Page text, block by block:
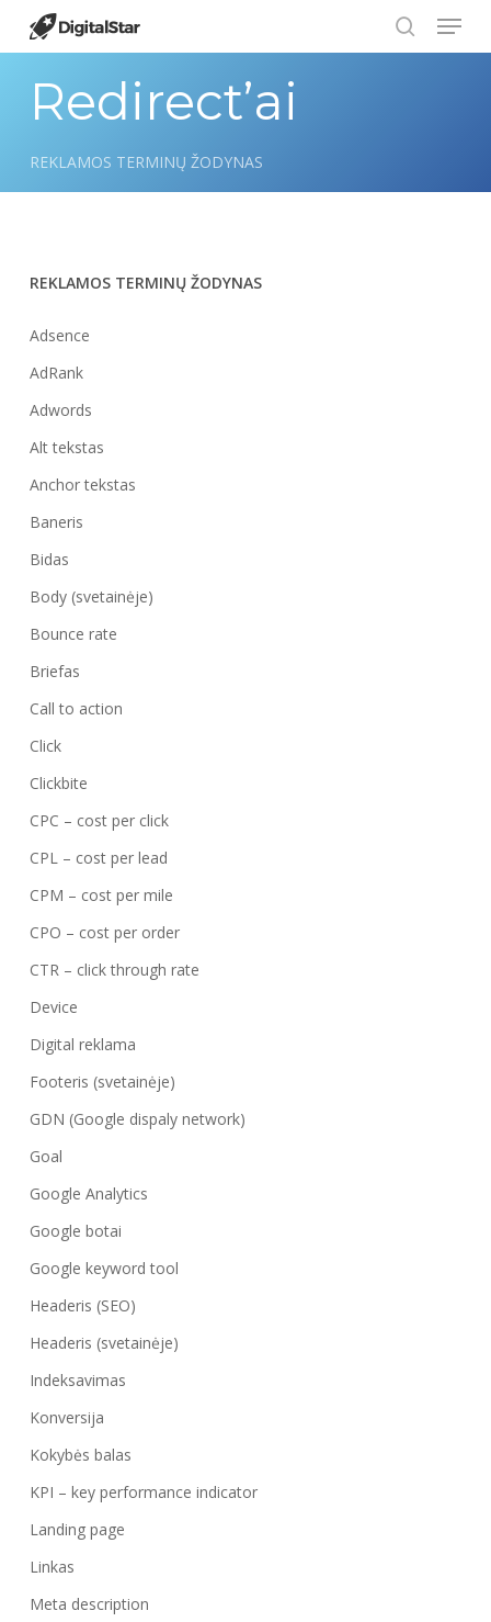
search
Menu
Redirect’ai
REKLAMOS TERMINŲ ŽODYNAS
REKLAMOS TERMINŲ ŽODYNAS
Adsence
AdRank
Adwords
Alt tekstas
Anchor tekstas
Baneris
Bidas
Body (svetainėje)
Bounce rate
Briefas
Call to action
Click
Clickbite
CPC – cost per click
CPL – cost per lead
CPM – cost per mile
CPO – cost per order
CTR – click through rate
Device
Digital reklama
Footeris (svetainėje)
GDN (Google dispaly network)
Goal
Google Analytics
Google botai
Google keyword tool
Headeris (SEO)
Headeris (svetainėje)
Indeksavimas
Konversija
Kokybės balas
KPI – key performance indicator
Landing page
Linkas
Meta description